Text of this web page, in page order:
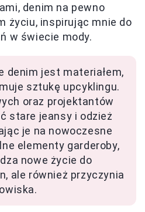
denim na pewno
życiu, inspirując mnie do
w świecie mody.
denim jest materiałem,
sztukę upcyklingu.
oraz projektantów
stare jeansy i odzież
je na nowoczesne
elementy garderoby,
nowe życie do
ale również przyczynia